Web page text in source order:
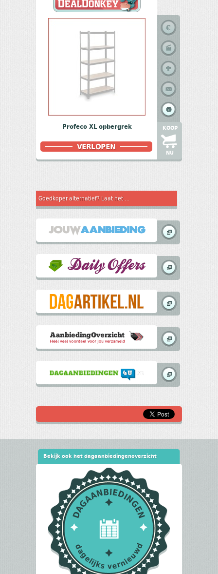
Profeco XL opbergrek KOOP
NU
Goedkoper alternatief? Laat het weten aan andere koopjesjagers! In samenwerking met:
Bekijk ook het dagaanbiedingenoverzicht